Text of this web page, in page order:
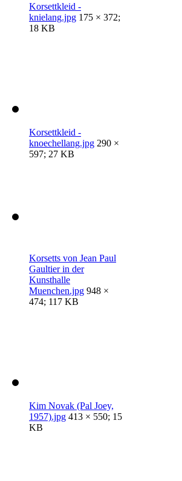
Korsettkleid -
knielang.jpg 175 × 372;
18 KB
Korsettkleid -
knoechellang.jpg 290 ×
597; 27 KB
Korsetts von Jean Paul
Gaultier in der
Kunsthalle
Muenchen.jpg 948 ×
474; 117 KB
Kim Novak (Pal Joey,
1957).jpg 413 × 550; 15
KB